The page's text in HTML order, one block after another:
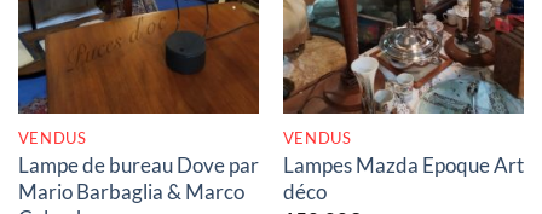
VENDUS
Lampe de bureau Dove par
Mario Barbaglia & Marco
VENDUS
Lampes Mazda Epoque Art
déco